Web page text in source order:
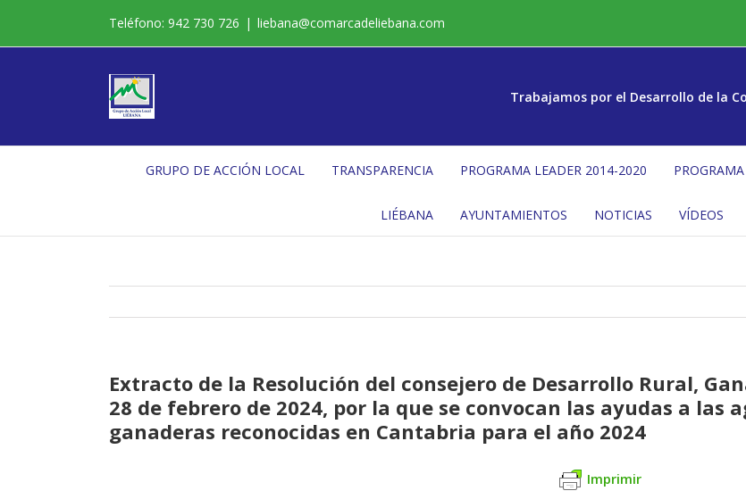
contenido
Teléfono: 942 730 726 | liebana@comarcadeliebana.com
Trabajamos por el Desarrollo de la
GRUPO DE ACCIÓN LOCAL TRANSPARENCIA PROGRAMA LEADER 2014-2020
LIÉBANA AYUNTAMIENTOS NOTICIAS VÍDEOS
Extracto de la Resolución del consejero de Desarrollo Rural,
28 de febrero de 2024, por la que se convocan las ayudas a las
ganaderas reconocidas en Cantabria para el año 2024
Imprimir